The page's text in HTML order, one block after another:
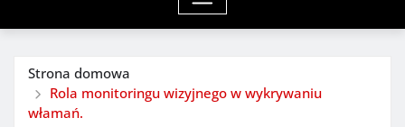
Strona domowa
Rola monitoringu wizyjnego w wykrywaniu
włamań.